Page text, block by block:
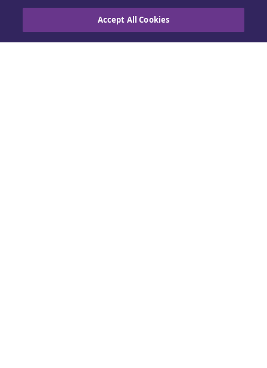
Salg
Accept All Cookies